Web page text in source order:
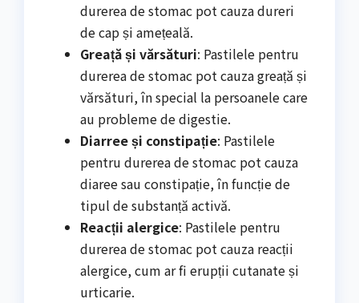
durerea de stomac pot cauza dureri
de cap și amețeală.
Greață și vărsături: Pastilele pentru
durerea de stomac pot cauza greață și
vărsături, în special la persoanele care
au probleme de digestie.
Diarree și constipație: Pastilele
pentru durerea de stomac pot cauza
diaree sau constipație, în funcție de
tipul de substanță activă.
Reacții alergice: Pastilele pentru
durerea de stomac pot cauza reacții
alergice, cum ar fi erupții cutanate și
urticarie.